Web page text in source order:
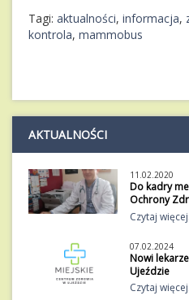
Tagi: aktualności, informacja,
kontrola, mammobus
AKTUALNOŚCI
11.02.2020
Do kadry
Ochrony
Sławomir
Do kadry
Sławomir
Akademii
Siłach
m.in. za
Czytaj
07.02.2024
Nowi
Ujeździe
Od stycznia
Miejskiego
Czytaj